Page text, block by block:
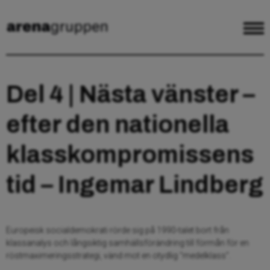
Del 4 | Nästa vänster –
efter den nationella
klasskompromissens
tid – Ingemar Lindberg
Europeisk socialdemokrati rörde sig på 1990-talet bort från
klassanalys och långsiktig samhällsförändring till förmån för en
röstmaximeringsstrategi, vänd mot en otydlig “medelklass”.